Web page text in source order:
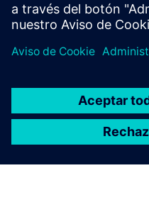
Aprenda de los expertos